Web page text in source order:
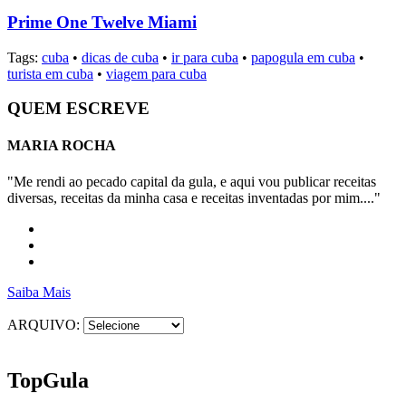
Prime One Twelve Miami
Tags: cuba • dicas de cuba • ir para cuba • papogula em cuba •
turista em cuba • viagem para cuba
QUEM ESCREVE
MARIA ROCHA
"Me rendi ao pecado capital da gula, e aqui vou publicar receitas
diversas, receitas da minha casa e receitas inventadas por mim...."
Saiba Mais
ARQUIVO:
TopGula